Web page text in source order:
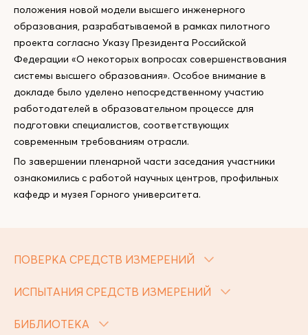
положения новой модели высшего инженерного
образования, разрабатываемой в рамках пилотного
проекта согласно Указу Президента Российской
Федерации «О некоторых вопросах совершенствования
системы высшего образования». Особое внимание в
докладе было уделено непосредственному участию
работодателей в образовательном процессе для
подготовки специалистов, соответствующих
современным требованиям отрасли.
По завершении пленарной части заседания участники
ознакомились с работой научных центров, профильных
кафедр и музея Горного университета.
ПОВЕРКА СРЕДСТВ ИЗМЕРЕНИЙ
ИСПЫТАНИЯ СРЕДСТВ ИЗМЕРЕНИЙ
БИБЛИОТЕКА